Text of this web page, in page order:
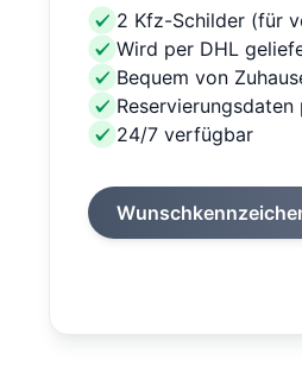
2 Kfz-Schilder (für
Wird per DHL
Bequem von
Reservierungsdaten
24/7 verfügbar